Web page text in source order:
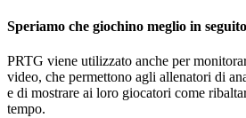
Speriamo che giochino meglio in
PRTG viene utilizzato anche per
video, che permettono agli allenatori di
e di mostrare ai loro giocatori come
tempo.